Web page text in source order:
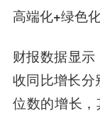
高端化+绿色
财报数据显
收同比增长分
位数的增长